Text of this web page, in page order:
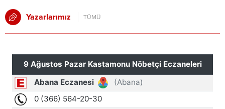
Yazarlarımız TÜMÜ